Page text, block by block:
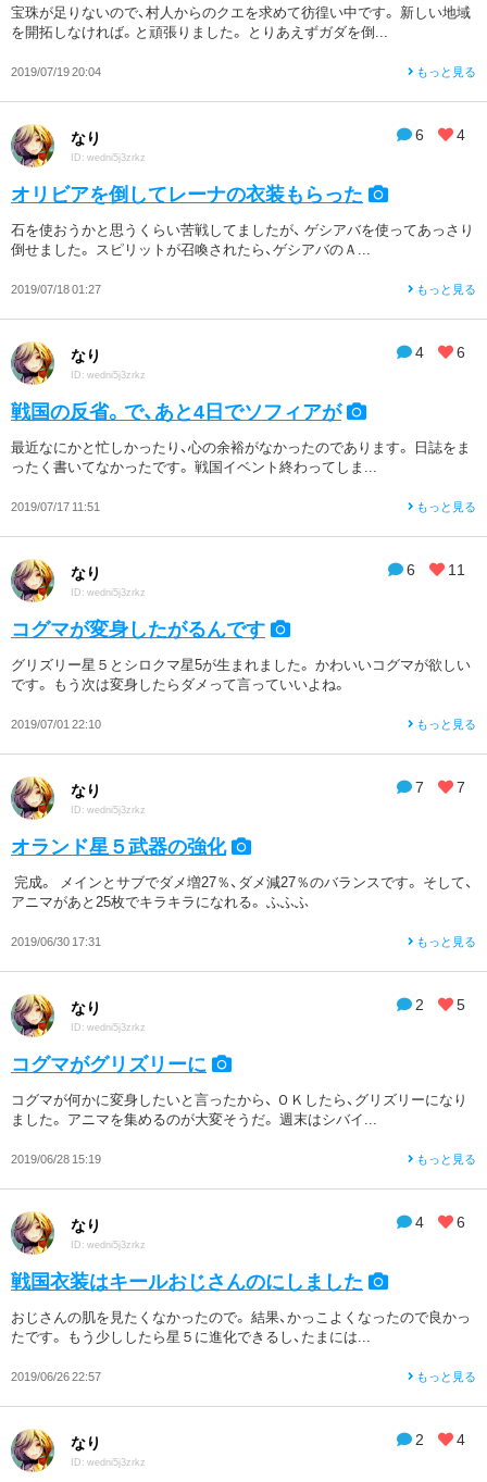
宝珠が足りないので、村人からのクエを求めて彷徨い中です。 新しい地域
を開拓しなければ。と頑張りました。 とりあえずガダを倒...
2019/07/19 20:04 もっと見る
6 4
なり
ID: wedni5j3zrkz
オリビアを倒してレーナの衣装もらった
石を使おうかと思うくらい苦戦してましたが、 ゲシアバを使ってあっさり
倒せました。 スピリットが召喚されたら、ゲシアバのＡ...
2019/07/18 01:27 もっと見る
4 6
なり
ID: wedni5j3zrkz
戦国の反省。で、あと4日でソフィアが
最近なにかと忙しかったり、心の余裕がなかったのであります。 日誌をま
ったく書いてなかったです。 戦国イベント終わってしま...
2019/07/17 11:51 もっと見る
6 11
なり
ID: wedni5j3zrkz
コグマが変身したがるんです
グリズリー星５とシロクマ星5が生まれました。 かわいいコグマが欲しい
です。 もう次は変身したらダメって言っていいよね。
2019/07/01 22:10 もっと見る
7 7
なり
ID: wedni5j3zrkz
オランド星５武器の強化
完成。 メインとサブでダメ増27％、ダメ減27％のバランスです。 そして、
アニマがあと25枚でキラキラになれる。 ふふふ
2019/06/30 17:31 もっと見る
2 5
なり
ID: wedni5j3zrkz
コグマがグリズリーに
コグマが何かに変身したいと言ったから、 ＯＫしたら、グリズリーになり
ました。 アニマを集めるのが大変そうだ。 週末はシバイ...
2019/06/28 15:19 もっと見る
4 6
なり
ID: wedni5j3zrkz
戦国衣装はキールおじさんのにしました
おじさんの肌を見たくなかったので。 結果、かっこよくなったので良かっ
たです。 もう少ししたら星５に進化できるし、たまには...
2019/06/26 22:57 もっと見る
2 4
なり
ID: wedni5j3zrkz